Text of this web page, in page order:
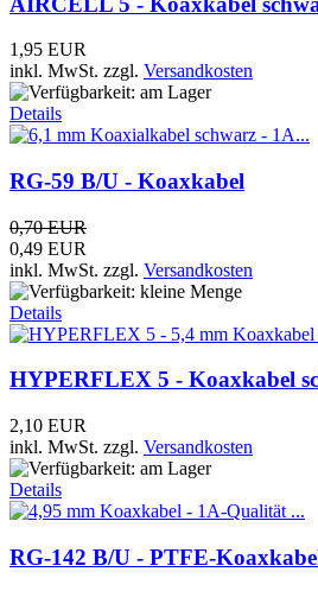
1,95 EUR
inkl. MwSt. zzgl. Versandkosten
Details
RG-59 B/U - Koaxkabel
0,70 EUR
0,49 EUR
inkl. MwSt. zzgl. Versandkosten
Details
HYPERFLEX 5 - Koaxkabel
2,10 EUR
inkl. MwSt. zzgl. Versandkosten
Details
RG-142 B/U - PTFE-